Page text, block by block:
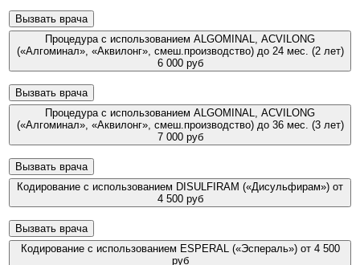
Вызвать врача
Процедура с использованием ALGOMINAL, ACVILONG
(«Алгоминал», «Аквилонг», смеш.производство) до 24 мес. (2 лет)
6 000 руб
Вызвать врача
Процедура с использованием ALGOMINAL, ACVILONG
(«Алгоминал», «Аквилонг», смеш.производство) до 36 мес. (3 лет)
7 000 руб
Вызвать врача
Кодирование с использованием DISULFIRAM («Дисульфирам») от
4 500 руб
Вызвать врача
Кодирование с использованием ESPERAL («Эспераль») от 4 500
руб